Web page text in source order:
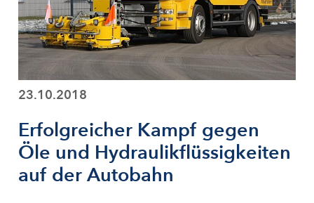
23.10.2018
Erfolgreicher Kampf gegen
Öle und Hydraulikflüssigkeiten
auf der Autobahn